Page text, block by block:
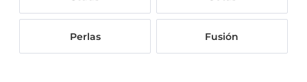
Perlas Fusión